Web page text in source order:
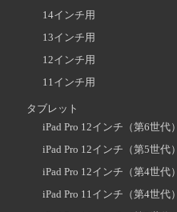
14インチ用
13インチ用
12インチ用
11インチ用
タブレット
iPad Pro 12インチ（第6世代）
iPad Pro 12インチ（第5世代）
iPad Pro 12インチ（第4世代）
iPad Pro 11インチ（第4世代）